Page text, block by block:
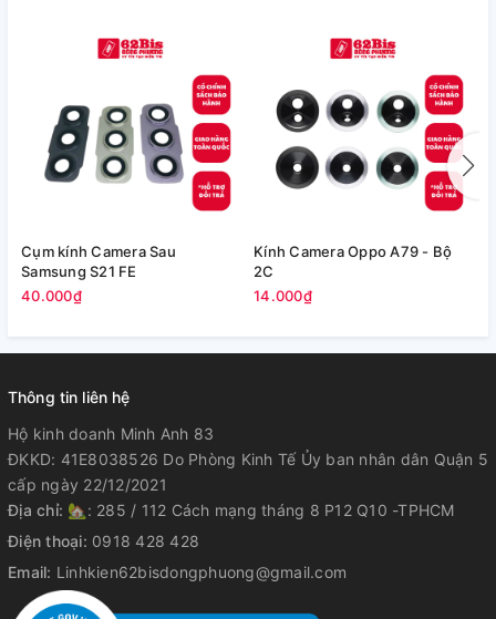
Cụm kính Camera Sau
Samsung S21 FE
40.000₫
Kính Camera Oppo A79 - Bộ
2C
14.000₫
Thông tin liên hệ
Hộ kinh doanh Minh Anh 83
ĐKKD: 41E8038526 Do Phòng Kinh Tế Ủy ban nhân dân Quận 5
cấp ngày 22/12/2021
Địa chỉ: 🏡: 285 / 112 Cách mạng tháng 8 P12 Q10 -TPHCM
Điện thoại: 0918 428 428
Email: Linhkien62bisdongphuong@gmail.com